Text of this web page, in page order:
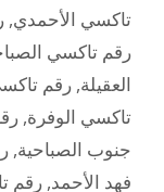
تاكسي الأحمدي,
رقم تاكسي
العقيلة, رقم
تاكسي الوفرة,
جنوب الصباحية,
فهد الأحمد, رقم